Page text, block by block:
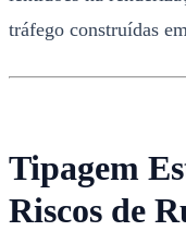
tráfego construídas em
Tipagem
Riscos de